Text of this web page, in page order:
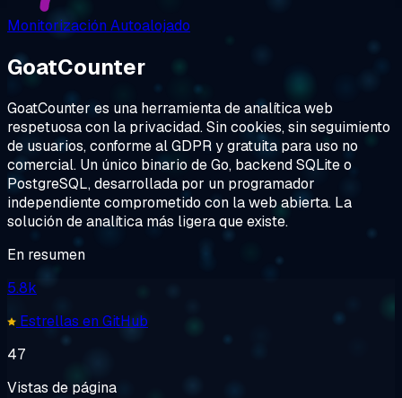
Monitorización Autoalojado
GoatCounter
GoatCounter es una herramienta de analítica web
respetuosa con la privacidad. Sin cookies, sin seguimiento
de usuarios, conforme al GDPR y gratuita para uso no
comercial. Un único binario de Go, backend SQLite o
PostgreSQL, desarrollada por un programador
independiente comprometido con la web abierta. La
solución de analítica más ligera que existe.
En resumen
5.8k
Estrellas en GitHub
47
Vistas de página